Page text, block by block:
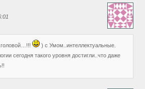
) с Умом..интеллектуальные.
сегодня такого уровня достигли..что даже